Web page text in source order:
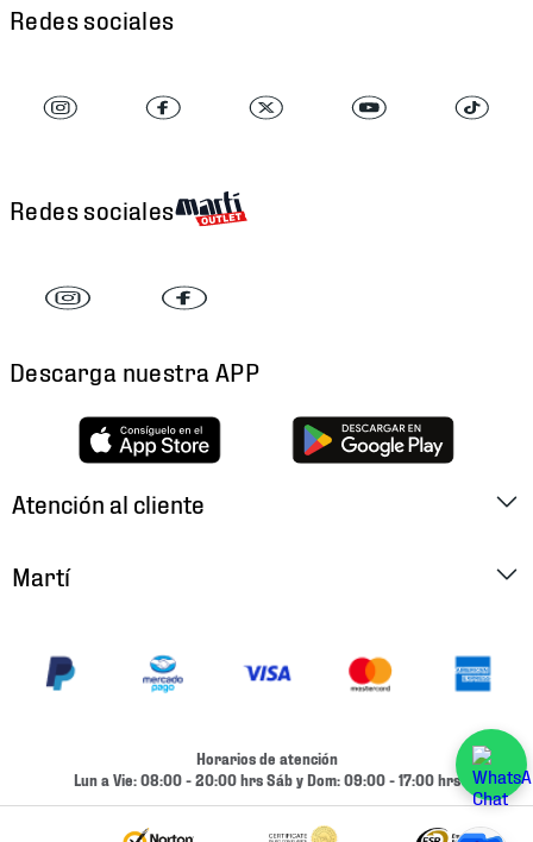
Redes sociales
Redes sociales
Descarga nuestra APP
Atención al cliente
Cambios y Devoluciones
Martí
Ubica tu Tienda
Términos y Condiciones
Horarios de atención
Lun a Vie: 08:00 - 20:00 hrs Sáb y Dom: 09:00 - 17:00 hrs